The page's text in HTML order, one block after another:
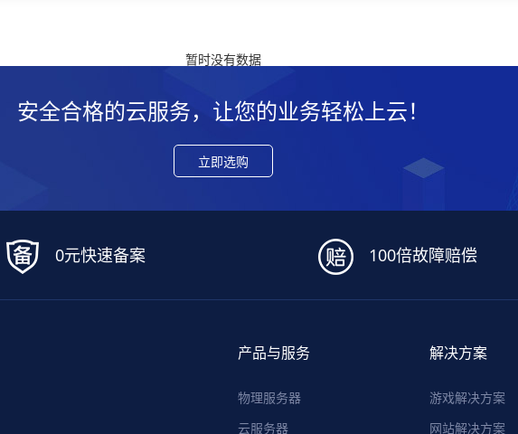
暂时没有数据
安全合格的云服务，让您的业务轻松上云！
立即选购
0元快速备案 100倍故障赔偿
产品与服务
物理服务器
云服务器
解决方案
游戏解决方案
网站解决方案